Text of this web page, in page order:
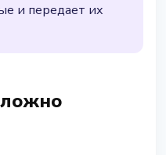
и передает их